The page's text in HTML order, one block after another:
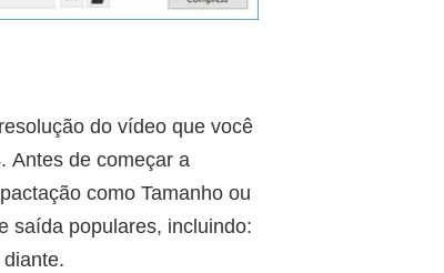
do vídeo que você
Antes de começar a
como Tamanho ou
saída populares, incluindo: